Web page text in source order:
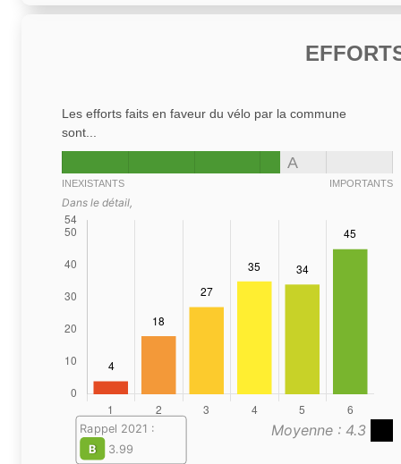
Les efforts faits en faveur du vélo par la commune
sont...
A
INEXISTANTS IMPORTANTS
Dans le détail,
Moyenne : 4.3
Rappel 2021 :
B
3.99